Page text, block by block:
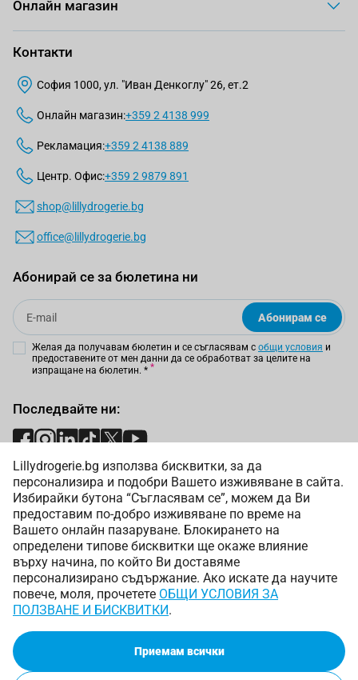
Lillydrogerie.bg използва бисквитки, за да
персонализира и подобри Вашето изживяване в сайта.
Избирайки бутона “Съгласявам се”, можем да Ви
предоставим по-добро изживяване по време на
Вашето онлайн пазаруване. Блокирането на
определени типове бисквитки ще окаже влияние
върху начина, по който Ви доставяме
персонализирано съдържание. Ако искате да научите
повече, моля, прочетете ОБЩИ УСЛОВИЯ ЗА
ПОЛЗВАНЕ И БИСКВИТКИ.
Приемам всички
Онлайн магазин
Контакти
София 1000, ул. "Иван Денкоглу" 26, ет.2
Онлайн магазин:+359 2 4138 999
Рекламация:+359 2 4138 889
Центр. Офис:+359 2 9879 891
shop@lillydrogerie.bg
office@lillydrogerie.bg
Абонирай се за бюлетина ни
Email
Абонирам се
Желая да получавам бюлетин и се съгласявам с общи условия и
предоставените от мен данни да се обработват за целите на
изпращане на бюлетин. *
Последвайте ни:
Начини на плащане:
Начини на доставка:
Copyright © 2025 Лили Дрогерие ЕООД. Всички права
запазени.